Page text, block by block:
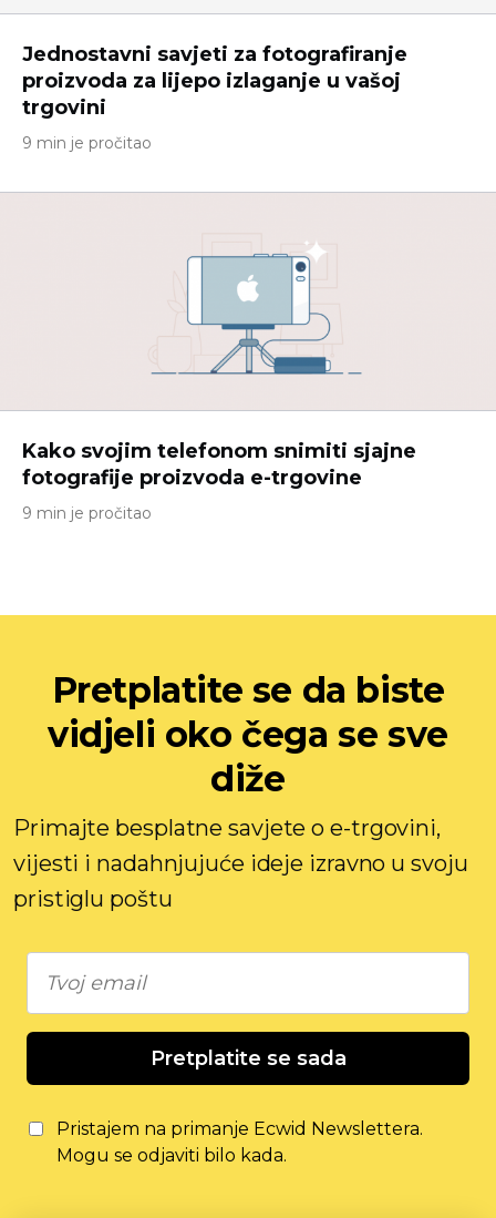
Jednostavni savjeti za fotografiranje
proizvoda za lijepo izlaganje u vašoj
trgovini
9 min je pročitao
Kako svojim telefonom snimiti sjajne
fotografije proizvoda e-trgovine
9 min je pročitao
Pretplatite se da biste
vidjeli oko čega se sve
diže
Primajte besplatne savjete o e-trgovini,
vijesti i nadahnjujuće ideje izravno u svoju
pristiglu poštu
Pretplatite se sada
Pristajem na primanje Ecwid Newslettera.
Mogu se odjaviti bilo kada.